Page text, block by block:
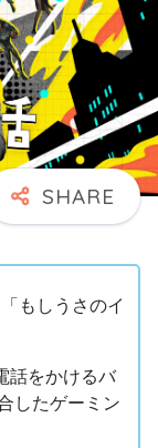
もしうさのイ
話をかけるバ
したゲーミン